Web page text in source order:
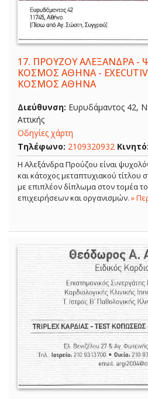
17. ΠΡΟΥΖΟΥ ΑΛΕΞΑΝΔΡΑ -
ΚΟΣΜΟΣ ΑΘΗΝΑ -
ΚΟΣΜΟΣ ΑΘΗΝΑ
Διεύθυνση: Ευρυδάμαντος 42,
Αττικής
Οδηγίες χάρτη
Τηλέφωνο: 2109320932 Κινητό:
Η Αλεξάνδρα Προύζου είναι
και κάτοχος μεταπτυχιακού τίτλου
με επιπλέον δίπλωμα στον τομέα
επιχειρήσεων και οργανισμών. »